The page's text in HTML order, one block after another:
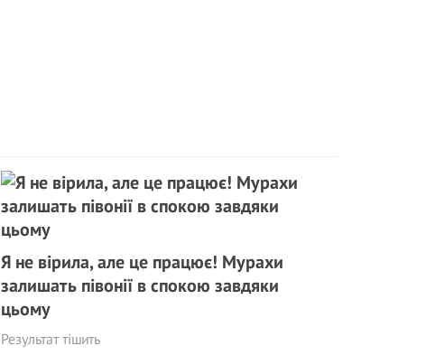
Я не вірила, але це працює! Мурахи
залишать півонії в спокою завдяки
цьому
Результат тішить